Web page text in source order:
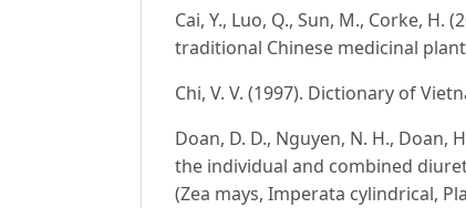
Cai, Y., Luo, Q., Sun, M., Corke,
traditional Chinese medicinal
Chi, V. V. (1997). Dictionary of
Doan, D. D., Nguyen, N. H., Doan,
the individual and combined
(Zea mays, Imperata cylindrical,